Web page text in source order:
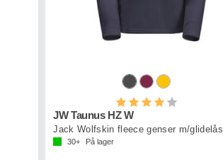
Karakter:
JW Taunus HZ W
Jack Wolfskin fleece genser m/glidelås
30+ På lager